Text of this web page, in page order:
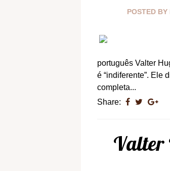
POSTED BY
português Valter
é “indiferente”. Ele
completa...
Share:
Valter